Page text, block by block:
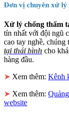
Đơn vị chuyên xử lý
Xử lý chống thấm
tín nhất với đội ngũ
cao tay nghề, chúng
tại thái bình cho
hàng đầu.
➤ Xem thêm: Kênh
➤ Xem thêm:
website